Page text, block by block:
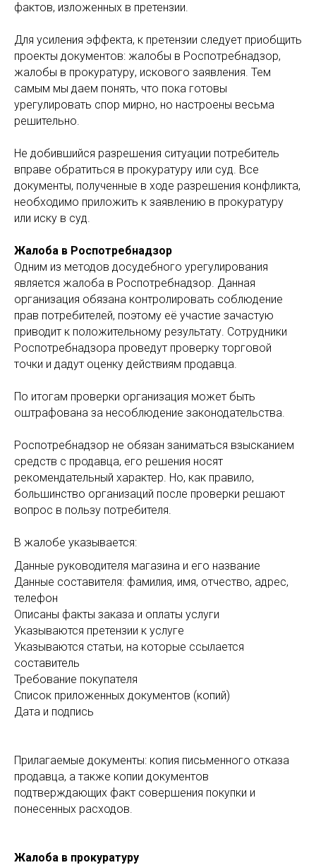
фактов, изложенных в претензии.
Для усиления эффекта, к претензии следует приобщить
проекты документов: жалобы в Роспотребнадзор,
жалобы в прокуратуру, искового заявления. Тем
самым мы даем понять, что пока готовы
урегулировать спор мирно, но настроены весьма
решительно.
Не добившийся разрешения ситуации потребитель
вправе обратиться в прокуратуру или суд. Все
документы, полученные в ходе разрешения конфликта,
необходимо приложить к заявлению в прокуратуру
или иску в суд.
Жалоба в Роспотребнадзор
Одним из методов досудебного урегулирования
является жалоба в Роспотребнадзор. Данная
организация обязана контролировать соблюдение
прав потребителей, поэтому её участие зачастую
приводит к положительному результату. Сотрудники
Роспотребнадзора проведут проверку торговой
точки и дадут оценку действиям продавца.
По итогам проверки организация может быть
оштрафована за несоблюдение законодательства.
Роспотребнадзор не обязан заниматься взысканием
средств с продавца, его решения носят
рекомендательный характер. Но, как правило,
большинство организаций после проверки решают
вопрос в пользу потребителя.
В жалобе указывается:
Данные руководителя магазина и его название
Данные составителя: фамилия, имя, отчество, адрес,
телефон
Описаны факты заказа и оплаты услуги
Указываются претензии к услуге
Указываются статьи, на которые ссылается
составитель
Требование покупателя
Список приложенных документов (копий)
Дата и подпись
Прилагаемые документы: копия письменного отказа
продавца, а также копии документов
подтверждающих факт совершения покупки и
понесенных расходов.
Жалоба в прокуратуру